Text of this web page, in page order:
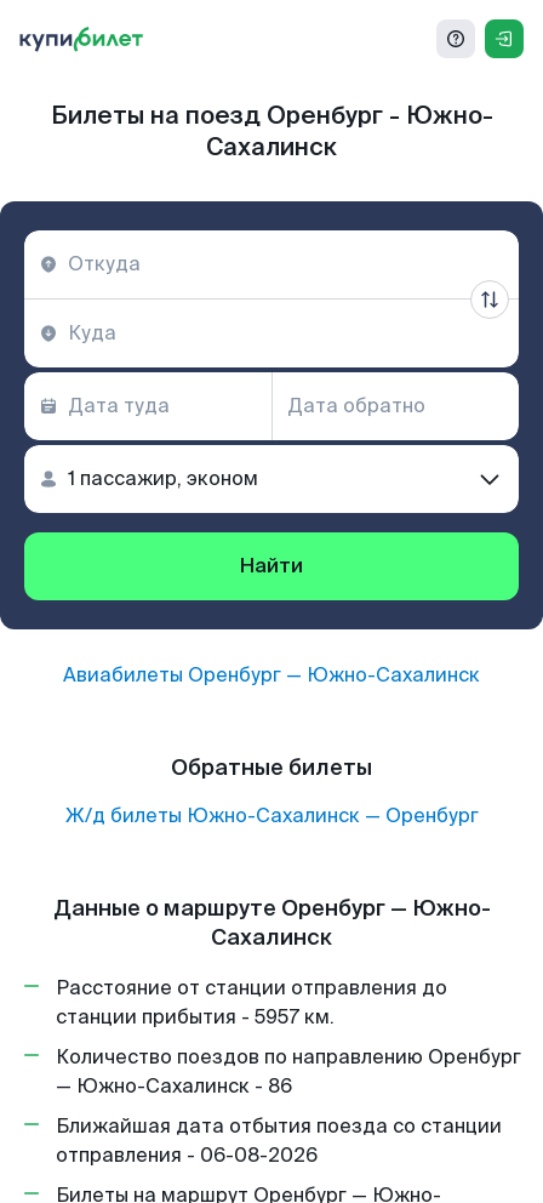
Билеты на поезд Оренбург - Южно-
Сахалинск
Найти
Авиабилеты Оренбург — Южно-Сахалинск
Обратные билеты
Ж/д билеты Южно-Сахалинск— Оренбург
Данные о маршруте Оренбург — Южно-
Сахалинск
Расстояние от станции отправления до
станции прибытия - 5957 км.
Количество поездов по направлению Оренбург
— Южно-Сахалинск - 86
Ближайшая дата отбытия поезда со станции
отправления - 06-08-2026
Билеты на маршрут Оренбург — Южно-